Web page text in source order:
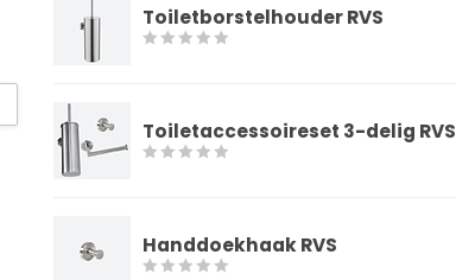
Toiletborstelhouder RVS
Toiletaccessoireset 3-delig RVS
Handdoekhaak RVS